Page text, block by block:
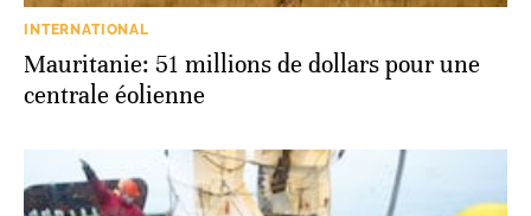
INTERNATIONAL
Mauritanie: 51 millions de dollars pour une
centrale éolienne